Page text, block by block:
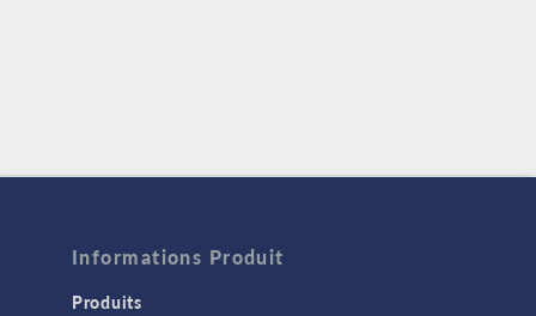
Informations Produit
Produits